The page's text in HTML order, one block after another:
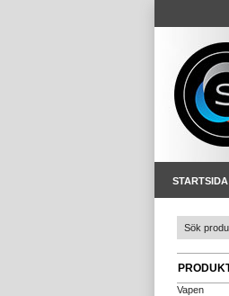
STARTSIDA
Vapen